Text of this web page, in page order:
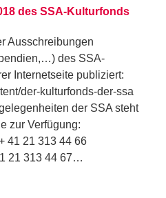
des SSA-Kulturfonds
Ausschreibungen
des SSA-
Internetseite publiziert:
der-kulturfonds-der-ssa
der SSA steht
zur Verfügung:
41 21 313 44 66
21 313 44 67…